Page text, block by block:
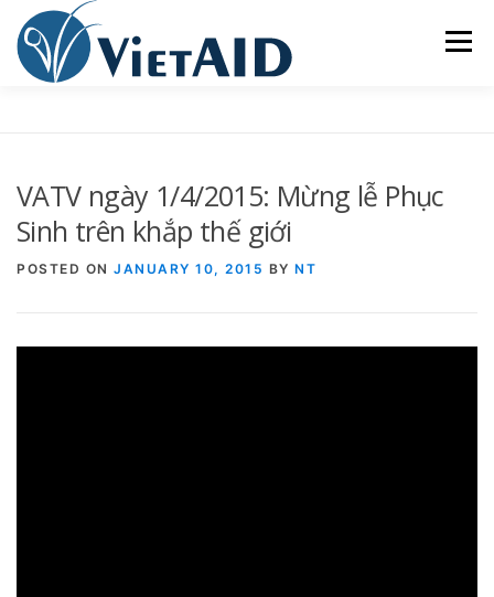
content
Menu
TRUNG TÂM CỘNG ĐỒNG SINH HOẠT
VATV ngày 1/4/2015: Mừng lễ Phục
Sinh trên khắp thế giới
POSTED ON JANUARY 10, 2015 BY NT